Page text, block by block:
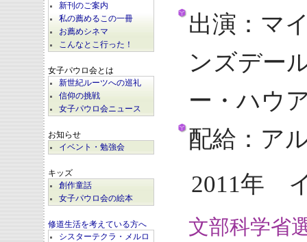
新刊のご案内
私の薦めるこの一冊
お薦めシネマ
こんなとこ行った！
女子パウロ会とは
新世紀ルーツへの巡礼
信仰の挑戦
女子パウロ会ニュース
お知らせ
イベント・勉強会
キッズ
創作童話
女子パウロ会の絵本
修道生活を考えている方へ
シスターテクラ・メルロ
出演：マ
ンズデー
ー・ハウ
配給：ア
2011年
文部科学省